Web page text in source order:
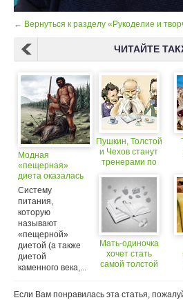
← Вернуться к разделу «Рукоделие и
ЧИТАЙТЕ
Модная
«пещерная»
диета оказалась
не такой
полезной, как
думали
Систему
питания,
которую
называют
«пещерной»
диетой (а также
диетой
каменного века,...
Пушкин, Толстой
и Чехов станут
тренерами по
Мать-одиночка
хочет стать
самой толстой
Если Вам понравилась эта статья,